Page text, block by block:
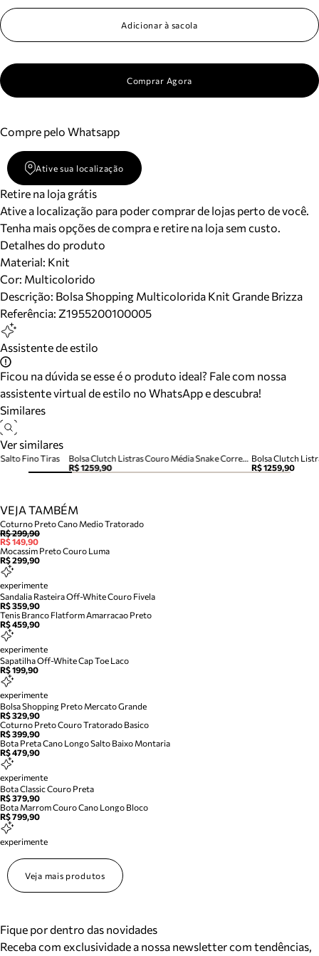
Adicionar à sacola
Comprar Agora
Compre pelo Whatsapp
Ative sua localização
Retire na loja grátis
Ative a localização para poder comprar de lojas perto de você.
Tenha mais opções de compra e retire na loja sem custo.
Detalhes do produto
Material: Knit
Cor: Multicolorido
Descrição: Bolsa Shopping Multicolorida Knit Grande Brizza
Referência: Z1955200100005
Assistente de estilo
Ficou na dúvida se esse é o produto ideal? Fale com nossa
assistente virtual de estilo no WhatsApp e descubra!
Similares
Ver similares
Bolsa Clutch Listras Couro Média Snake Corrente
R$ 1259,90
R$ 1259,90
Fino Tiras
VEJA TAMBÉM
Coturno Preto Cano Medio Tratorado
R$ 299,90
R$ 149,90
Mocassim Preto Couro Luma
R$ 299,90
experimente
Sandalia Rasteira Off-White Couro Fivela
R$ 359,90
Tenis Branco Flatform Amarracao Preto
R$ 459,90
experimente
Sapatilha Off-White Cap Toe Laco
R$ 199,90
experimente
Bolsa Shopping Preto Mercato Grande
R$ 329,90
Coturno Preto Couro Tratorado Basico
R$ 399,90
Bota Preta Cano Longo Salto Baixo Montaria
R$ 479,90
experimente
Bota Classic Couro Preta
R$ 379,90
Bota Marrom Couro Cano Longo Bloco
R$ 799,90
experimente
Veja mais produtos
Fique por dentro das novidades
Receba com exclusividade a nossa newsletter com tendências,